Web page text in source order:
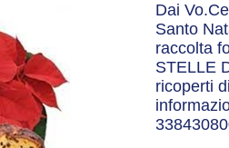
Dai
Santo
raccolta
STELLE
ricoperti